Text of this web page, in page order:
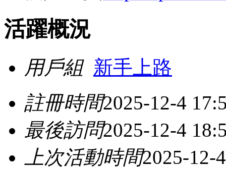
活躍概況
用戶組 新手上路
註冊時間2025-12-4
最後訪問2025-12-4
上次活動時間2025-12-